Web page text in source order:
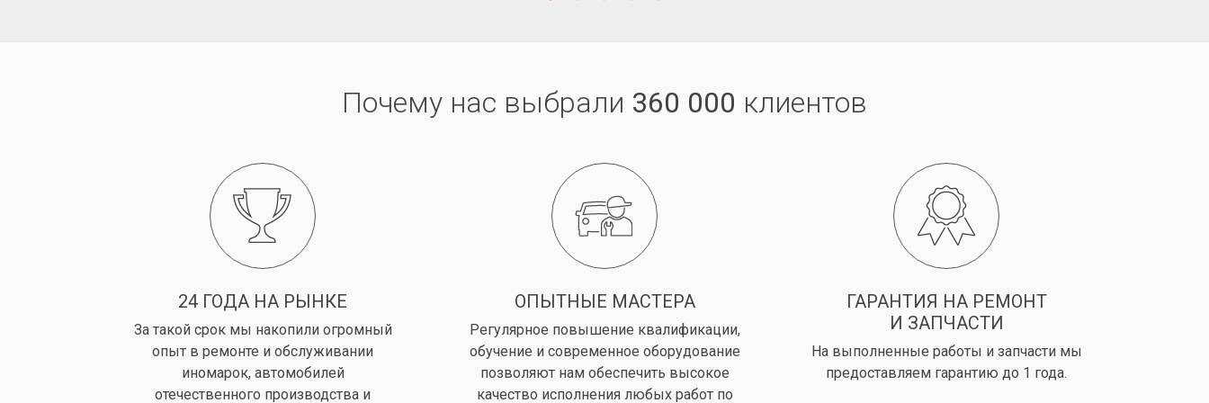
Почему нас выбрали 360 000 клиентов
24 ГОДА НА РЫНКЕ
За такой срок мы накопили огромный
опыт в ремонте и обслуживании
иномарок, автомобилей
отечественного производства и
ОПЫТНЫЕ МАСТЕРА
Регулярное повышение квалификации,
обучение и современное оборудование
позволяют нам обеспечить высокое
качество исполнения любых работ по
ГАРАНТИЯ НА РЕМОНТ
И ЗАПЧАСТИ
На выполненные работы и запчасти мы
предоставляем гарантию до 1 года.